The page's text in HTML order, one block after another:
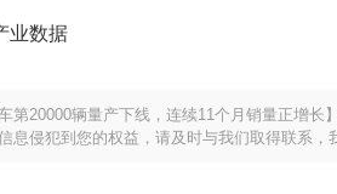
业数据
第20000辆量产下线，连续11个月销量正增
侵犯到您的权益，请及时与我们取得联系，